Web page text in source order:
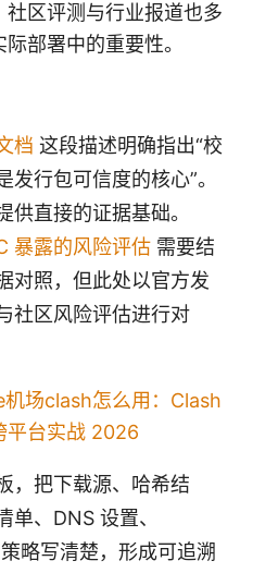
区评测与行业报道也多
部署中的重要性。
档 这段描述明确指出“校
行包可信度的核心”。
供直接的证据基础。
暴露的风险评估 需要结
对照，但此处以官方发
社区风险评估进行对
场clash怎么用：Clash
平台实战 2026
，把下载源、哈希结
单、DNS 设置、
略写清楚，形成可追溯